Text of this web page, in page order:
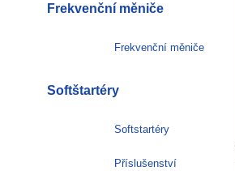
Frekvenční měniče
Frekvenční měniče
Softštartéry
Softstartéry
Příslušenství